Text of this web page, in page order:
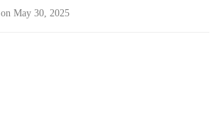
on May 30, 2025